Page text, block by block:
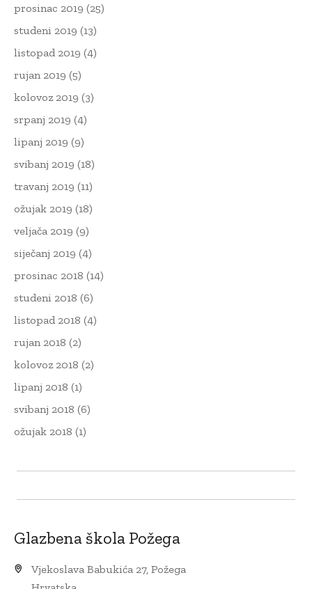
prosinac 2019 (25)
studeni 2019 (13)
listopad 2019 (4)
rujan 2019 (5)
kolovoz 2019 (3)
srpanj 2019 (4)
lipanj 2019 (9)
svibanj 2019 (18)
travanj 2019 (11)
ožujak 2019 (18)
veljača 2019 (9)
siječanj 2019 (4)
prosinac 2018 (14)
studeni 2018 (6)
listopad 2018 (4)
rujan 2018 (2)
kolovoz 2018 (2)
lipanj 2018 (1)
svibanj 2018 (6)
ožujak 2018 (1)
Glazbena škola Požega
Vjekoslava Babukića 27, Požega